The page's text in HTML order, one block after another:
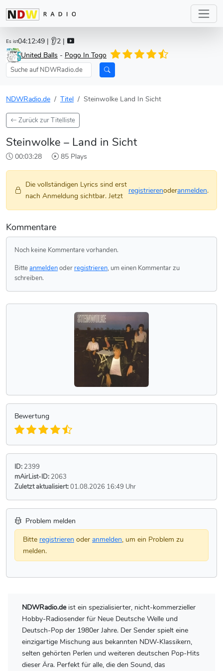
Es ist04:12:49 | 👂2 |
United Balls - Pogo In Togo
NDWRadio.de Titel Steinwolke Land In Sicht
Zurück zur Titelliste
Steinwolke – Land in Sicht
00:03:28 85 Plays
Die vollständigen Lyrics sind erst
nach Anmeldung sichtbar. Jetzt
registrierenoderanmelden.
Kommentare
Noch keine Kommentare vorhanden.
Bitteanmeldenoder registrieren, um einen Kommentar zu
schreiben.
Bewertung
ID: 2399
mAirList-ID: 2063
Zuletzt aktualisiert:01.08.2026 16:49 Uhr
Problem melden
Bitte registrieren oder anmelden, um ein Problem zu
melden.
NDWRadio.deist ein spezialisierter, nicht-kommerzieller
Hobby-Radiosender für Neue Deutsche Welle und
Deutsch-Pop der 1980er Jahre. Der Sender spielt eine
einzigartige Mischung aus bekannten NDW-Klassikern,
selten gehörten Perlen und weiteren deutschen Pop-Hits
dieser Ära. Perfekt für alle, die den Sound, das